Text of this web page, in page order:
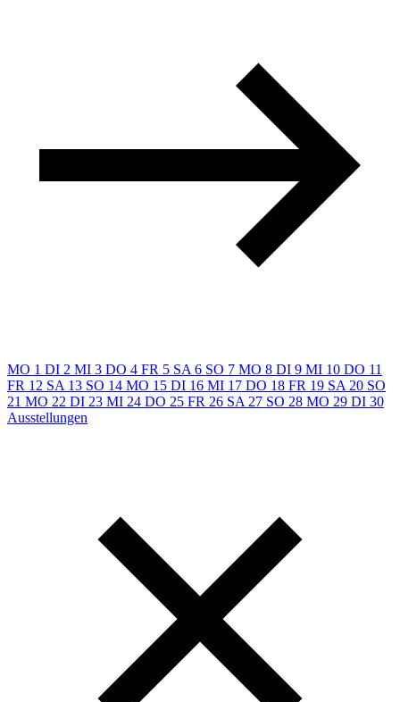
MO 1 DI 2 MI 3 DO 4 FR 5 SA 6 SO 7 MO 8 DI 9 MI 10 DO 11
FR 12 SA 13 SO 14 MO 15 DI 16 MI 17 DO 18 FR 19 SA 20 SO
21 MO 22 DI 23 MI 24 DO 25 FR 26 SA 27 SO 28 MO 29 DI 30
Ausstellungen